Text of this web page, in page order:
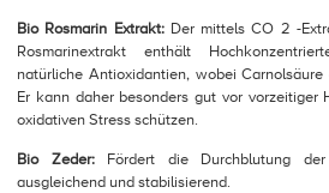
Bio Rosmarin Extrakt:Der mittels CO 2 -
Rosmarinextrakt enthält
natürliche Antioxidantien, wobei
Er kann daher besonders gut vor vorzeitiger
oxidativen Stress schützen.
Bio Zeder:Fördert die Durchblutung
ausgleichend und stabilisierend.